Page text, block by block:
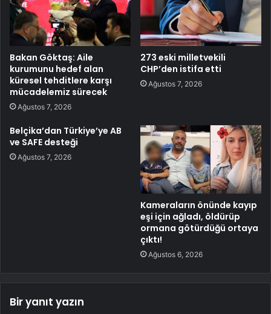
Bakan Göktaş: Aile
kurumunu hedef alan
küresel tehditlere karşı
mücadelemiz sürecek
Ağustos 7, 2026
273 eski milletvekili
CHP’den istifa etti
Ağustos 7, 2026
Belçika’dan Türkiye’ye AB
ve SAFE desteği
Ağustos 7, 2026
Kameraların önünde kayıp
eşi için ağladı, öldürüp
ormana götürdüğü ortaya
çıktı!
Ağustos 6, 2026
Bir yanıt yazın